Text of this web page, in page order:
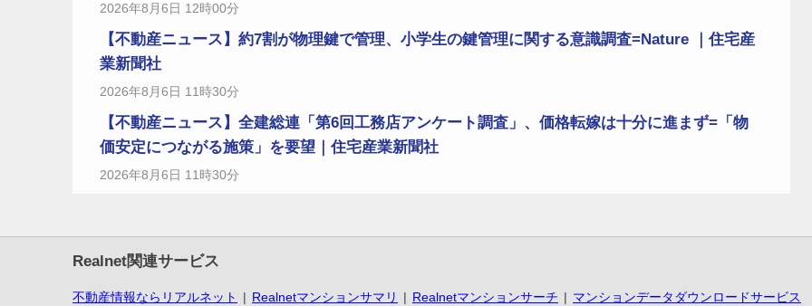
2026年8月6日 12時00分
【不動産ニュース】約7割が物理鍵で管理、小学生の鍵管理に関する意識調査=Nature ｜住宅産
業新聞社
2026年8月6日 11時30分
【不動産ニュース】全建総連「第6回工務店アンケート調査」、価格転嫁は十分に進まず=「物
価安定につながる施策」を要望｜住宅産業新聞社
2026年8月6日 11時30分
Realnet関連サービス
不動産情報ならリアルネット Realnetマンションサマリ Realnetマンションサーチ マンションデータダウンロードサービス